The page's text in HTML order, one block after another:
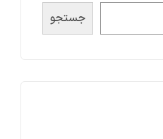
جستجو